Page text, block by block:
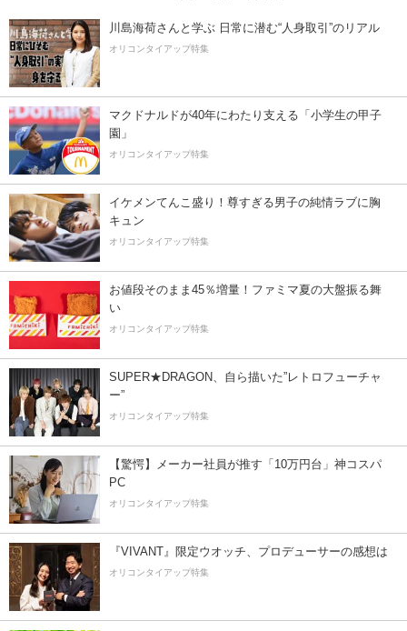
川島海荷さんと学ぶ 日常に潜む“人身取引”のリアル
オリコンタイアップ特集
マクドナルドが40年にわたり支える「小学生の甲子
園」
オリコンタイアップ特集
イケメンてんこ盛り！尊すぎる男子の純情ラブに胸
キュン
オリコンタイアップ特集
お値段そのまま45％増量！ファミマ夏の大盤振る舞
い
オリコンタイアップ特集
SUPER★DRAGON、自ら描いた”レトロフューチャ
ー”
オリコンタイアップ特集
【驚愕】メーカー社員が推す「10万円台」神コスパ
PC
オリコンタイアップ特集
『VIVANT』限定ウオッチ、プロデューサーの感想は
オリコンタイアップ特集